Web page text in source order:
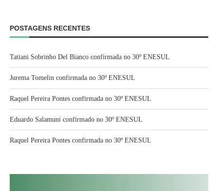
POSTAGENS RECENTES
Tatiani Sobrinho Del Bianco confirmada no 30º ENESUL
Jurema Tomelin confirmada no 30º ENESUL
Raquel Pereira Pontes confirmada no 30º ENESUL
Eduardo Salamuni confirmado no 30º ENESUL
Raquel Pereira Pontes confirmada no 30º ENESUL